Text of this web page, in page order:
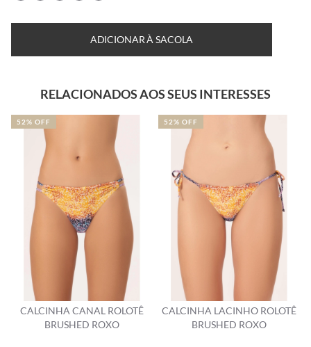
ADICIONAR À SACOLA
RELACIONADOS AOS SEUS INTERESSES
CALCINHA CANAL ROLOTÊ
BRUSHED ROXO
52% OFF
CALCINHA LACINHO ROLOTÊ
BRUSHED ROXO
52% OFF